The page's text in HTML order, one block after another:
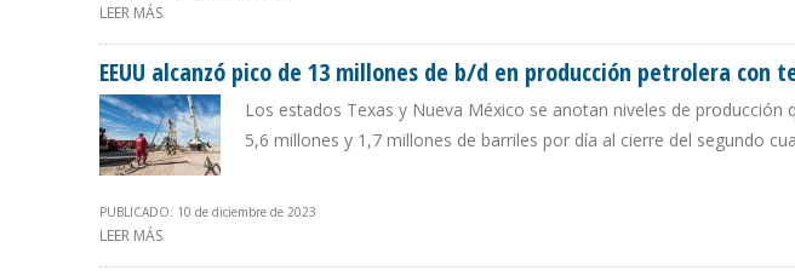
LEER MÁS
EEUU alcanzó pico de 13 millones de b/d en producción petrolera con
Los estados Texas y Nueva México se anotan niveles de
5,6 millones y 1,7 millones de barriles por día al cierre del segundo
PUBLICADO: 10 de diciembre de 2023
LEER MÁS